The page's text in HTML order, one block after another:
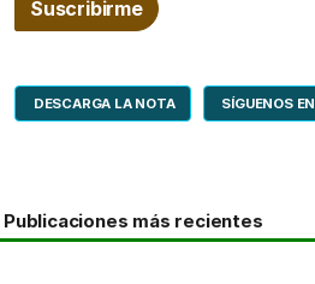
DESCARGA LA NOTA SÍGUENOS
Publicaciones más recientes